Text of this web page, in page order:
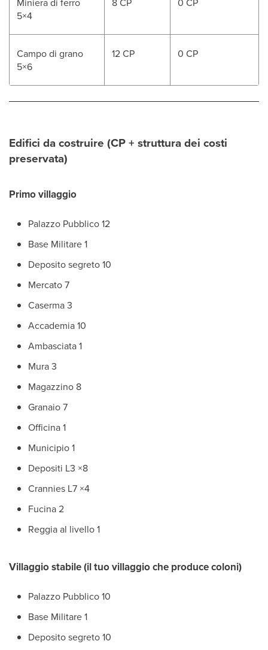
5×4
Campo di grano
5×6
12 CP 0 CP
Edifici da costruire (CP + struttura dei costi
preservata)
Primo villaggio
Palazzo Pubblico 12
Base Militare 1
Deposito segreto 10
Mercato 7
Caserma 3
Accademia 10
Ambasciata 1
Mura 3
Magazzino 8
Granaio 7
Officina 1
Municipio 1
Depositi L3 ×8
Crannies L7 ×4
Fucina 2
Reggia al livello 1
Villaggio stabile (il tuo villaggio che produce coloni)
Palazzo Pubblico 10
Base Militare 1
Deposito segreto 10